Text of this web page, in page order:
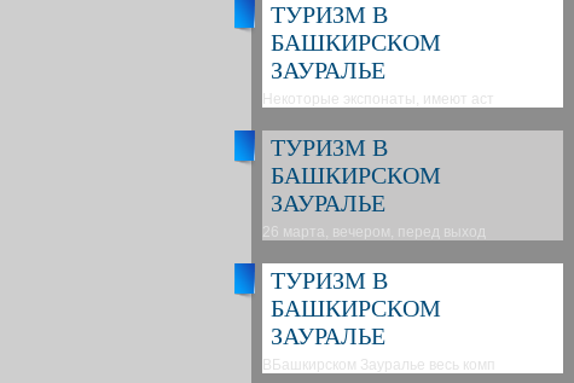
ТУРИЗМ В
БАШКИРСКОМ
ЗАУРАЛЬЕ
Некоторые экспонаты, имеют аст
ТУРИЗМ В
БАШКИРСКОМ
ЗАУРАЛЬЕ
26 марта, вечером, перед выход
ТУРИЗМ В
БАШКИРСКОМ
ЗАУРАЛЬЕ
ВБашкирском Зауралье весь комп